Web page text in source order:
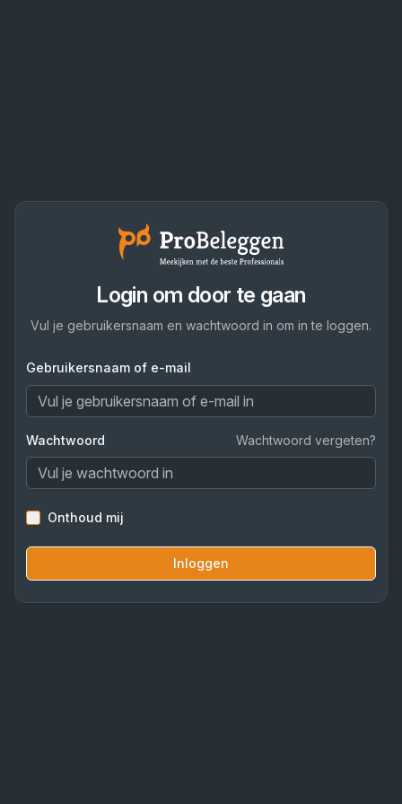
Login om door te gaan
Vul je gebruikersnaam en wachtwoord in om in te loggen.
Gebruikersnaam of e-mail
Wachtwoord Wachtwoord vergeten?
Onthoud mij
Inloggen